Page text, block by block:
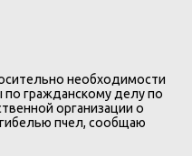
необходимости
по гражданскому делу по
организации о
пчел, сообщаю